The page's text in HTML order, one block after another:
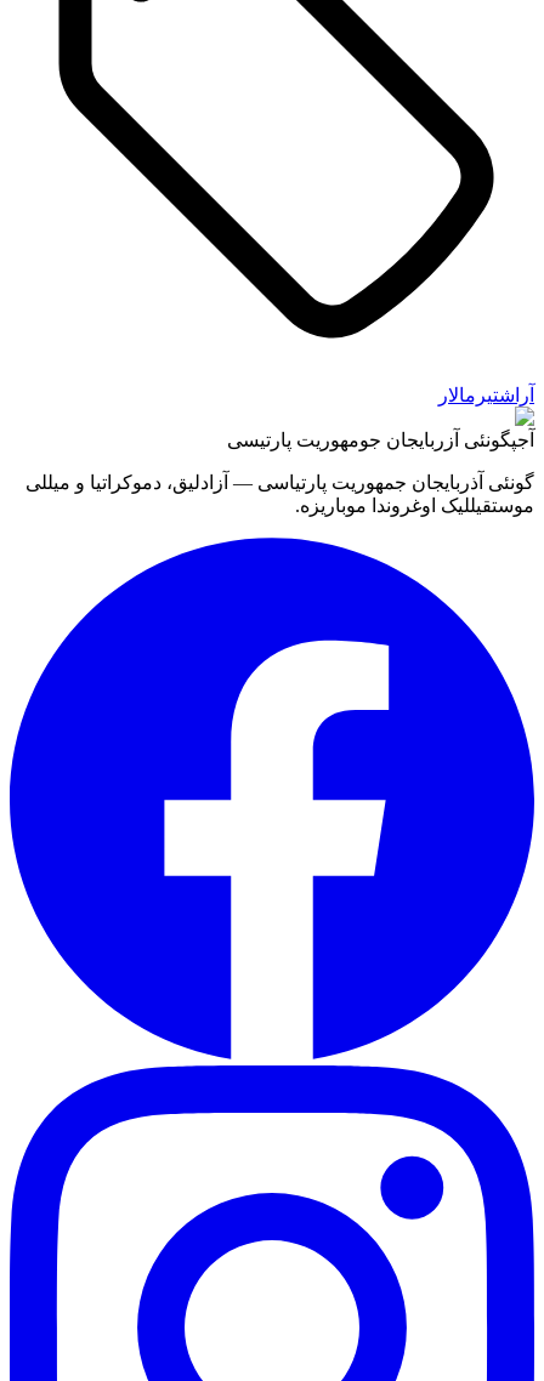
آراشتیرمالار
آجپگونئی آزربایجان جومهوریت پارتیسی
گونئی آذربایجان جمهوریت پارتیاسی — آزادلیق، دموکراتیا و میللی
موستقیللیک اوغروندا موباریزه.